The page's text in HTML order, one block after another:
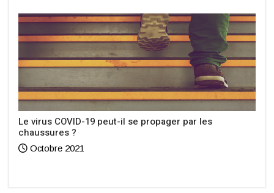
Le virus COVID-19 peut-il se propager par les
chaussures ?
Octobre 2021